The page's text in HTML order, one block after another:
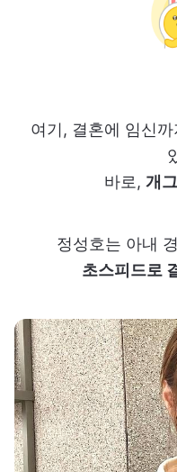
여기, 결혼에 임신
바로, 개
정성호는 아내
초스피드로